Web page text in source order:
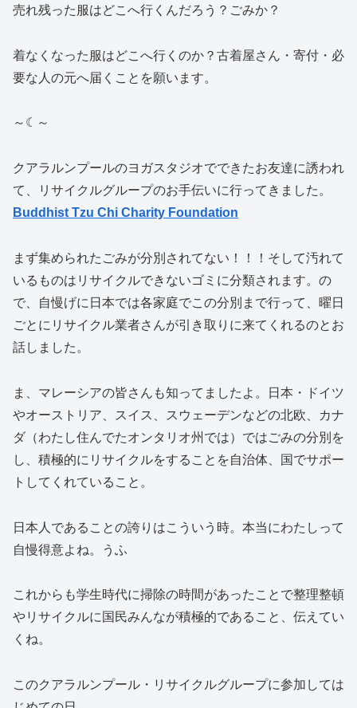
売れ残った服はどこへ行くんだろう？ごみか？
着なくなった服はどこへ行くのか？古着屋さん・寄付・必
要な人の元へ届くことを願います。
～☾～
クアラルンプールのヨガスタジオでできたお友達に誘われ
て、リサイクルグループのお手伝いに行ってきました。
Buddhist Tzu Chi Charity Foundation
まず集められたごみが分別されてない！！！そして汚れて
いるものはリサイクルできないゴミに分類されます。の
で、自慢げに日本では各家庭でこの分別まで行って、曜日
ごとにリサイクル業者さんが引き取りに来てくれるのとお
話しました。
ま、マレーシアの皆さんも知ってましたよ。日本・ドイツ
やオーストリア、スイス、スウェーデンなどの北欧、カナ
ダ（わたし住んでたオンタリオ州では）ではごみの分別を
し、積極的にリサイクルをすることを自治体、国でサポー
トしてくれていること。
日本人であることの誇りはこういう時。本当にわたしって
自慢得意よね。うふ
これからも学生時代に掃除の時間があったことで整理整頓
やリサイクルに国民みんなが積極的であること、伝えてい
くね。
このクアラルンプール・リサイクルグループに参加しては